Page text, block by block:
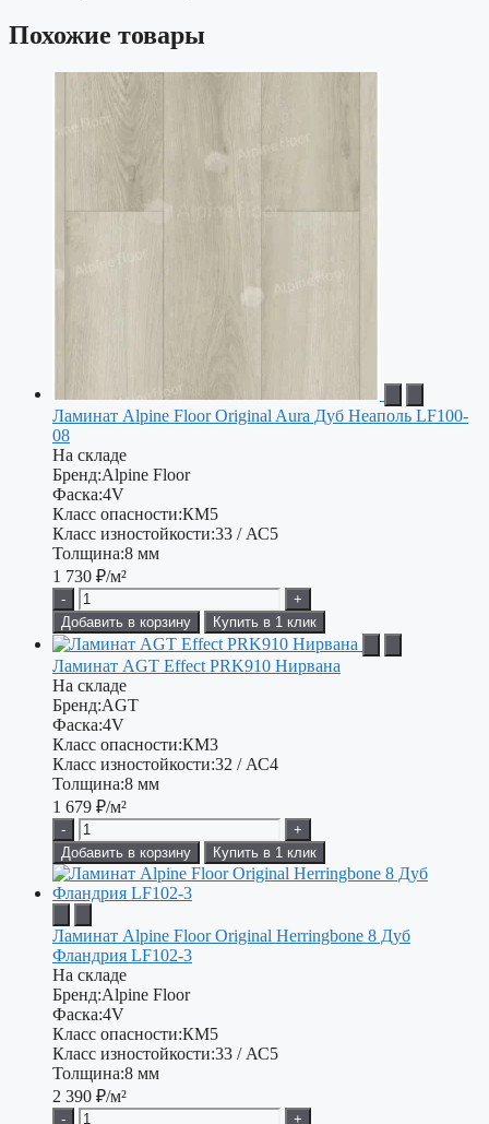
Похожие товары
Ламинат Alpine Floor Original Aura Дуб Неаполь LF100-
08
На складе
Бренд:Alpine Floor
Фаска:4V
Класс опасности:КМ5
Класс изностойкости:33 / АС5
Толщина:8 мм
1 730 ₽/м²
-
+
Добавить в корзину
Купить в 1 клик
Ламинат AGT Effect PRK910 Нирвана
На складе
Бренд:AGT
Фаска:4V
Класс опасности:КМ3
Класс изностойкости:32 / АС4
Толщина:8 мм
1 679 ₽/м²
-
+
Добавить в корзину
Купить в 1 клик
Ламинат Alpine Floor Original Herringbone 8 Дуб
Фландрия LF102-3
На складе
Бренд:Alpine Floor
Фаска:4V
Класс опасности:КМ5
Класс изностойкости:33 / АС5
Толщина:8 мм
2 390 ₽/м²
- +